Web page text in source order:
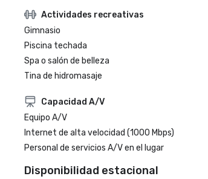
Actividades recreativas
Gimnasio
Piscina techada
Spa o salón de belleza
Tina de hidromasaje
Capacidad A/V
Equipo A/V
Internet de alta velocidad (1000 Mbps)
Personal de servicios A/V en el lugar
Disponibilidad estacional